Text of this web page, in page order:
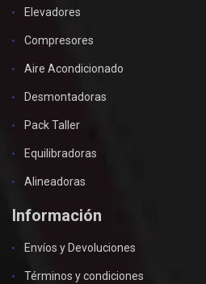
Elevadores
Compresores
Aire Acondicionado
Desmontadoras
Pack Taller
Equilibradoras
Alineadoras
Información
Envíos y Devoluciones
Términos y condiciones